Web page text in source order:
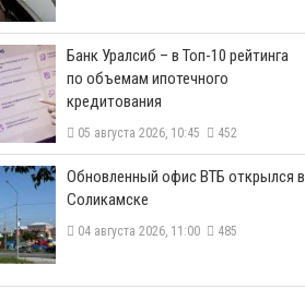
​Банк Уралсиб – в Топ-10 рейтинга
по объемам ипотечного
кредитования
05 августа 2026, 10:45 452
​Обновленный офис ВТБ открылся в
Соликамске
04 августа 2026, 11:00 485